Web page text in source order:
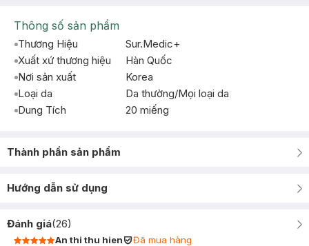
Thông số sản phẩm
Thương Hiệu
Sur.Medic+
Xuất xứ thương hiệu
Hàn Quốc
Nơi sản xuất
Korea
Loại da
Da thường/Mọi loại da
Dung Tích
20 miếng
Thành phần sản phẩm
Hướng dẫn sử dụng
Đánh giá(26)
An thi thu hien
Đã mua hàng